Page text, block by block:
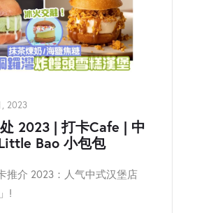
, 2023
2023 | 打卡Cafe | 中
Bao 小包包
推介 2023：人气中式汉堡店
!